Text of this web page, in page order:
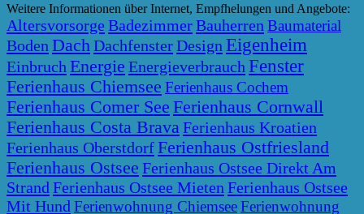
Weitere Informationen über Internet, Empfhelungen und Angebote:
Altersvorsorge BadezimmerBauherren Baumaterial
Boden DachDachfensterDesign Eigenheim
Einbruch Energie Energieverbrauch Fenster
Ferienhaus Chiemsee Ferienhaus Cochem
Ferienhaus Comer See Ferienhaus Cornwall
Ferienhaus Costa BravaFerienhaus Kroatien
Ferienhaus OberstdorfFerienhaus Ostfriesland
Ferienhaus Ostsee Ferienhaus Ostsee Direkt Am
Strand Ferienhaus Ostsee Mieten Ferienhaus Ostsee
Mit Hund Ferienwohnung ChiemseeFerienwohnung